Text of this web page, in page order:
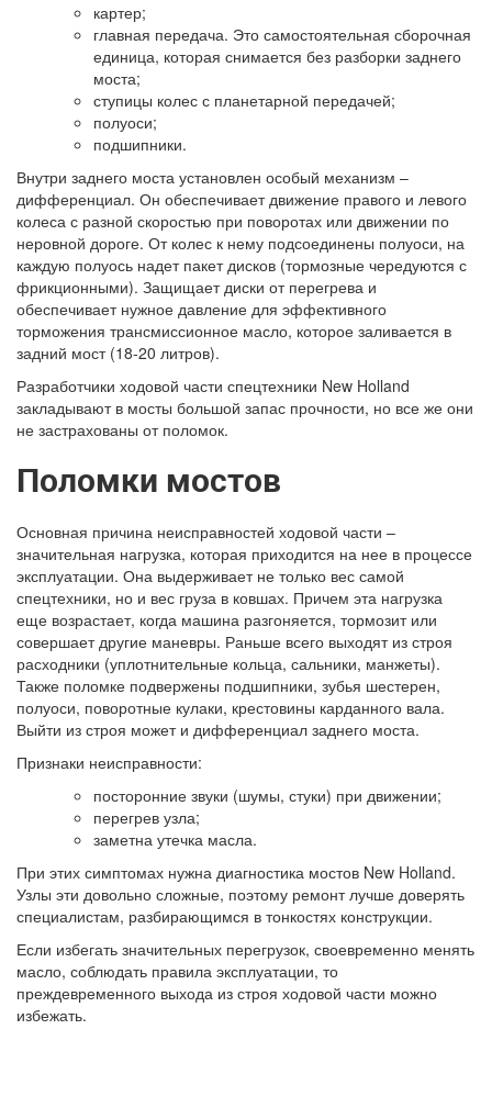
картер;
главная передача. Это самостоятельная сборочная
единица, которая снимается без разборки заднего
моста;
ступицы колес с планетарной передачей;
полуоси;
подшипники.
Внутри заднего моста установлен особый механизм –
дифференциал. Он обеспечивает движение правого и левого
колеса с разной скоростью при поворотах или движении по
неровной дороге. От колес к нему подсоединены полуоси, на
каждую полуось надет пакет дисков (тормозные чередуются с
фрикционными). Защищает диски от перегрева и
обеспечивает нужное давление для эффективного
торможения трансмиссионное масло, которое заливается в
задний мост (18-20 литров).
Разработчики ходовой части спецтехники New Holland
закладывают в мосты большой запас прочности, но все же они
не застрахованы от поломок.
Поломки мостов
Основная причина неисправностей ходовой части –
значительная нагрузка, которая приходится на нее в процессе
эксплуатации. Она выдерживает не только вес самой
спецтехники, но и вес груза в ковшах. Причем эта нагрузка
еще возрастает, когда машина разгоняется, тормозит или
совершает другие маневры. Раньше всего выходят из строя
расходники (уплотнительные кольца, сальники, манжеты).
Также поломке подвержены подшипники, зубья шестерен,
полуоси, поворотные кулаки, крестовины карданного вала.
Выйти из строя может и дифференциал заднего моста.
Признаки неисправности:
посторонние звуки (шумы, стуки) при движении;
перегрев узла;
заметна утечка масла.
При этих симптомах нужна диагностика мостов New Holland.
Узлы эти довольно сложные, поэтому ремонт лучше доверять
специалистам, разбирающимся в тонкостях конструкции.
Если избегать значительных перегрузок, своевременно менять
масло, соблюдать правила эксплуатации, то
преждевременного выхода из строя ходовой части можно
избежать.